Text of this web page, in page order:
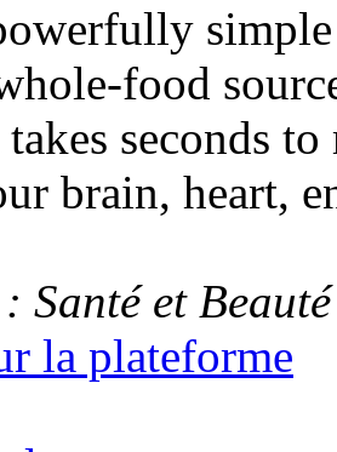
food
seconds
brain, heart,
Santé et Beauté
la plateforme